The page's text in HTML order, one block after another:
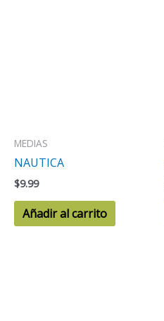
MEDIAS
NAUTICA
$9.99
Añadir al carrito